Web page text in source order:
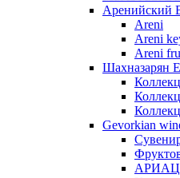
Аренийский
Areni
Areni
Areni
Шахназарян
Gevorkian